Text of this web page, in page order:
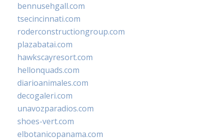
bennusehgall.com
tsecincinnati.com
roderconstructiongroup.com
plazabatai.com
hawkscayresort.com
hellonquads.com
diarioanimales.com
decogaleri.com
unavozparadios.com
shoes-vert.com
elbotanicopanama.com